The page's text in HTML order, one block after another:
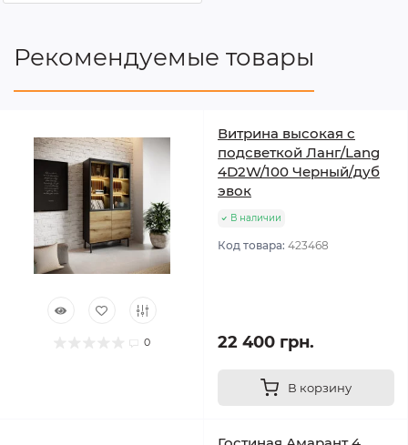
Рекомендуемые товары
0
Витрина высокая с
подсветкой Ланг/Lang
4D2W/100 Черный/дуб
эвок
В наличии
Код товара: 423468
22 400 грн.
В корзину